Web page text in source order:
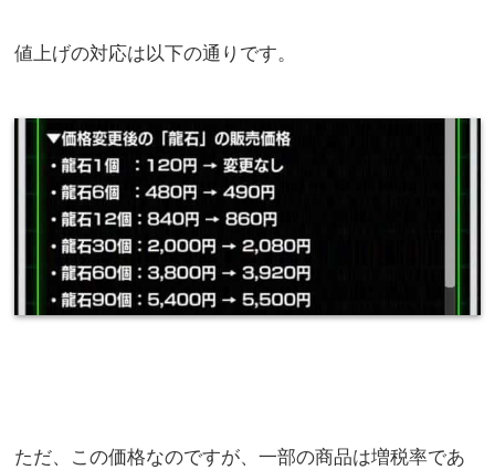
値上げの対応は以下の通りです。
ただ、この価格なのですが、一部の商品は増税率であ